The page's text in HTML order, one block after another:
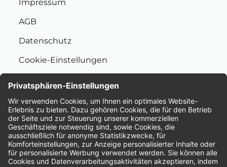
Impressum
AGB
Datenschutz
Cookie-Einstellungen
Bewertungen